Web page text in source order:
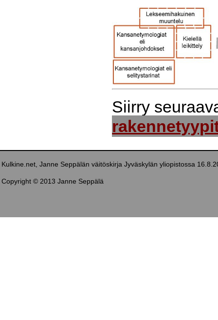
Siirry
Kulkine.net, Janne Seppälän väitöskirja Jyväskylän yliopistossa
Copyright © 2013 Janne Seppälä